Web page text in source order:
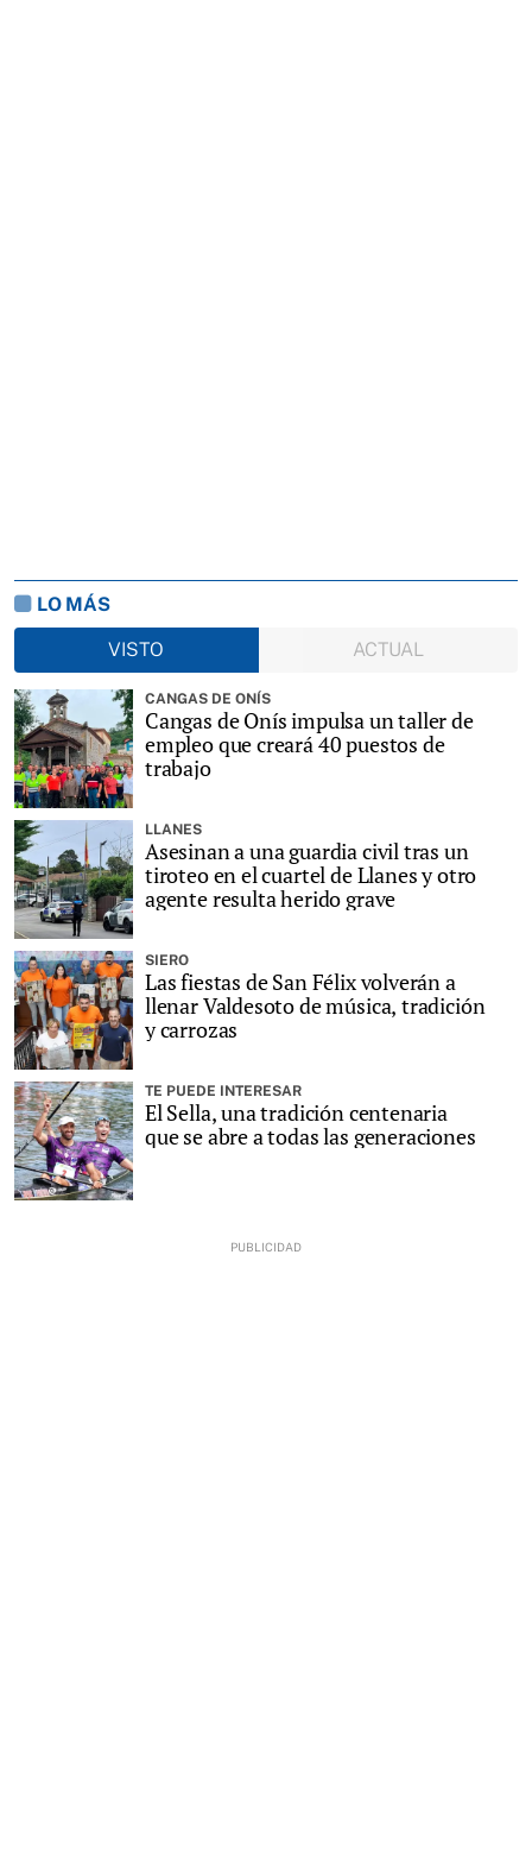
LO MÁS
VISTO
ACTUAL
CANGAS DE ONÍS
Cangas de Onís impulsa un taller de
empleo que creará 40 puestos de
trabajo
LLANES
Asesinan a una guardia civil tras un
tiroteo en el cuartel de Llanes y otro
agente resulta herido grave
SIERO
Las fiestas de San Félix volverán a
llenar Valdesoto de música, tradición
y carrozas
TE PUEDE INTERESAR
El Sella, una tradición centenaria
que se abre a todas las generaciones